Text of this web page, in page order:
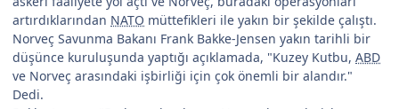
artırdıklarından NATO müttefikleri ile yakın bir şekilde çalıştı.
Norveç Savunma Bakanı Frank Bakke-Jensen yakın tarihli bir
düşünce kuruluşunda yaptığı açıklamada, "Kuzey Kutbu, ABD
ve Norveç arasındaki işbirliği için çok önemli bir alandır."
Dedi.